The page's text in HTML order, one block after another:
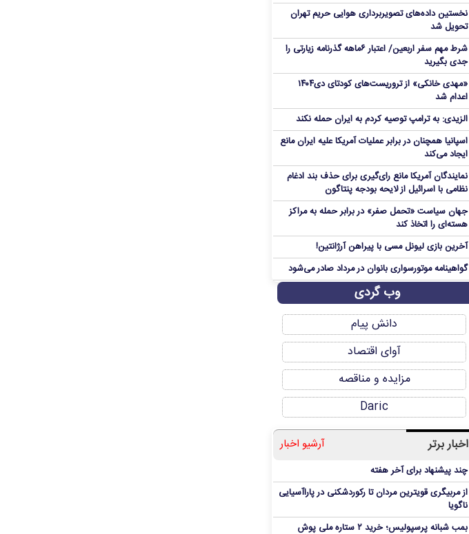
نخستین داده‌های تصویربرداری هوایی حریم تهران
تحویل شد
شرط مهم سفر اربعین/ اعتبار ۶ماهه گذرنامه زیارتی را
جدی بگیرید
«مهدی خانکی» از تروریست‌های کودتای دی۱۴۰۴
اعدام شد
الزیدی: به ترامپ توصیه کردم به ایران حمله نکند
اسپانیا همچنان در برابر عملیات آمریکا علیه ایران مانع
ایجاد می‌کند
نمایندگان آمریکا مانع رای‌گیری برای حذف بند ادغام
نظامی با اسرائیل از لایحه بودجه پنتاگون
جهان سیاست «تحمل صفر» در برابر حمله به مراکز
هسته‌ای را اتخاذ کند
آخرین بازی لیونل مسی با پیراهن آرژانتین!
گواهینامه موتورسواری بانوان در مرداد صادر می‌شود
وب گردی
دانش پیام
آوای اقتصاد
مزایده و مناقصه
Daric
اخبار برتر آرشیو اخبار
چند پیشنهاد برای آخر هفته
از مربیگری قویترین مردان تا رکوردشکنی در پاراآسیایی
ناگویا
بمب شبانه پرسپولیس؛ خرید ۲ ستاره ملی پوش